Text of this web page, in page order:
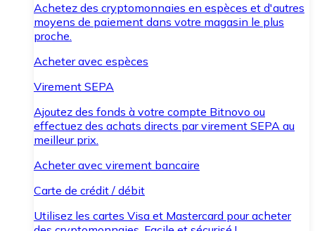
Achetez des cryptomonnaies en espèces et d'autres
moyens de paiement dans votre magasin le plus
proche.
Acheter avec espèces
Virement SEPA
Ajoutez des fonds à votre compte Bitnovo ou
effectuez des achats directs par virement SEPA au
meilleur prix.
Acheter avec virement bancaire
Carte de crédit / débit
Utilisez les cartes Visa et Mastercard pour acheter